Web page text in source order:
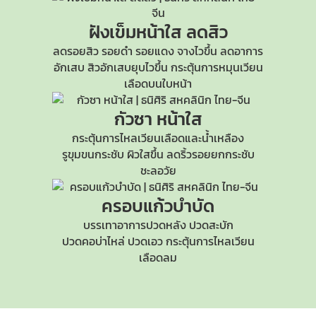
ฝังเข็มหน้าใส ลดสิว
ลดรอยสิว รอยดำ รอยแดง จางไวขึ้น ลดอาการ
อักเสบ สิวอักเสบยุบไวขึ้น กระตุ้นการหมุนเวียน
เลือดบนใบหน้า
กัวซา หน้าใส
กระตุ้นการไหลเวียนเลือดและน้ำเหลือง
รูขุมขนกระชับ ผิวใสขึ้น ลดริ้วรอยยกกระชับ
ชะลอวัย
ครอบแก้วบำบัด
บรรเทาอาการปวดหลัง ปวดสะบัก
ปวดคอบ่าไหล่ ปวดเอว กระตุ้นการไหลเวียน
เลือดลม